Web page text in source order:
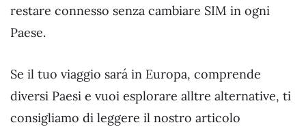
restare connesso senza cambiare SIM in ogni
Paese.
Se il tuo viaggio sará in Europa, comprende
diversi Paesi e vuoi esplorare alltre alternative, ti
consigliamo di leggere il nostro articolo